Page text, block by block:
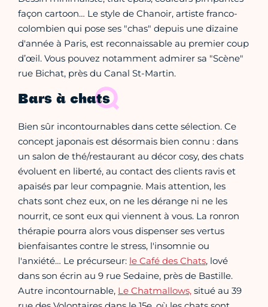
façon cartoon… Le style de Chanoir, artiste franco-
colombien qui pose ses "chas" depuis une dizaine
d'année à Paris, est reconnaissable au premier coup
d’œil. Vous pouvez notamment admirer sa "Scène"
rue Bichat, près du Canal St-Martin.
Bars à chats
Bien sûr incontournables dans cette sélection. Ce
concept japonais est désormais bien connu : dans
un salon de thé/restaurant au décor cosy, des chats
évoluent en liberté, au contact des clients ravis et
apaisés par leur compagnie. Mais attention, les
chats sont chez eux, on ne les dérange ni ne les
nourrit, ce sont eux qui viennent à vous. La ronron
thérapie pourra alors vous dispenser ses vertus
bienfaisantes contre le stress, l'insomnie ou
l'anxiété… Le précurseur: le Café des Chats, lové
dans son écrin au 9 rue Sedaine, près de Bastille.
Autre incontournable, Le Chatmallows, situé au 39